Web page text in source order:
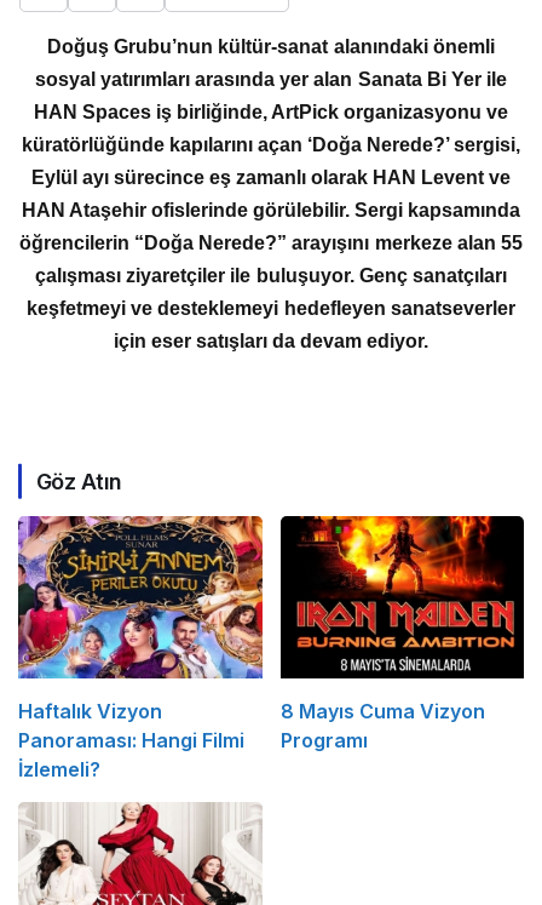
Doğuş Grubu’nun kültür-sanat alanındaki önemli
sosyal yatırımları arasında yer alan Sanata Bi Yer ile
HAN Spaces iş birliğinde, ArtPick organizasyonu ve
küratörlüğünde kapılarını açan ‘Doğa Nerede?’ sergisi,
Eylül ayı sürecince eş zamanlı olarak HAN Levent ve
HAN Ataşehir ofislerinde görülebilir. Sergi kapsamında
öğrencilerin “Doğa Nerede?” arayışını merkeze alan 55
çalışması ziyaretçiler ile buluşuyor. Genç sanatçıları
keşfetmeyi ve desteklemeyi hedefleyen sanatseverler
için eser satışları da devam ediyor.
Göz Atın
Haftalık Vizyon
Panoraması: Hangi Filmi
İzlemeli?
8 Mayıs Cuma Vizyon
Programı